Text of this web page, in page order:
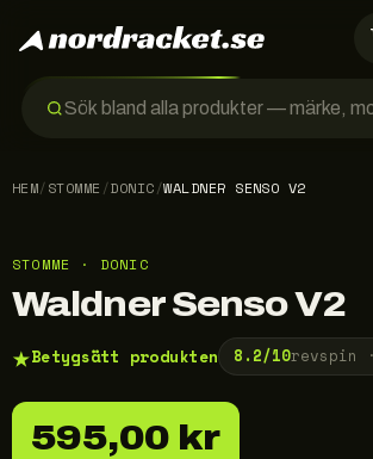
HEM/STOMME /DONIC/WALDNER SENSO V2
STOMME · DONIC
Waldner Senso V2
★Betygsätt produkten 8.2/10revspin
595,00 kr